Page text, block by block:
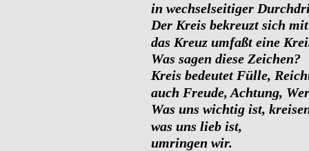
in wechselseitiger
Der Kreis bekreuzt sich
das Kreuz umfaßt eine
Was sagen diese Zeichen?
Kreis bedeutet Fülle,
auch Freude, Achtung,
Was uns wichtig ist,
was uns lieb ist,
umringen wir.